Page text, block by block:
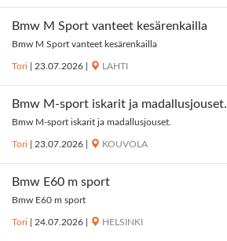
Bmw M Sport vanteet kesärenkailla
Bmw M Sport vanteet kesärenkailla
Tori 23.07.2026 LAHTI
Bmw M-sport iskarit ja madallusjouset.
Bmw M-sport iskarit ja madallusjouset.
Tori 23.07.2026 KOUVOLA
Bmw E60 m sport
Bmw E60 m sport
Tori 24.07.2026 HELSINKI